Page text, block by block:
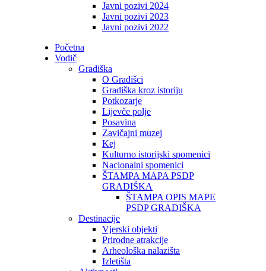
Javni pozivi 2024
Javni pozivi 2023
Javni pozivi 2022
Početna
Vodič
Gradiška
O Gradišci
Gradiška kroz istoriju
Potkozarje
Lijevče polje
Posavina
Zavičajni muzej
Kej
Kulturno istorijski spomenici
Nacionalni spomenici
ŠTAMPA MAPA PSDP
GRADIŠKA
ŠTAMPA OPIS MAPE
PSDP GRADIŠKA
Destinacije
Vjerski objekti
Prirodne atrakcije
Arheološka nalazišta
Izletišta